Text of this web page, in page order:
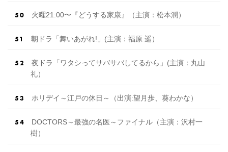
火曜21:00〜『どうする家康』（主演：松本潤）
朝ドラ「舞いあがれ!」(主演：福原 遥）
夜ドラ「ワタシってサバサバしてるから」(主演：丸山
礼）
ホリデイ～江戸の休日～（出 演 :望月歩、葵わかな）
DOCTORS～最強の名医～ファイナル（主演：沢村一
樹）